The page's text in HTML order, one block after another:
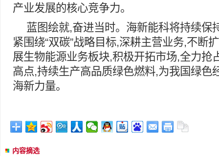
产业发展的核心竞争力。
蓝图绘就,奋进当时。海新能科将持续保
紧围绕“双碳”战略目标,深耕主营业务,不断
展生物能源业务板块,积极开拓市场,全力抢
高点,持续生产高品质绿色燃料,为我国绿色
海新力量。
内容摘选